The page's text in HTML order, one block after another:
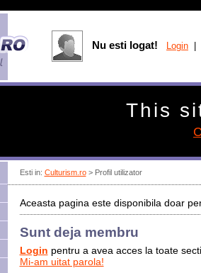
Esti in: Culturism.ro> Profil utilizator
Aceasta pagina este disponibila doar
Sunt deja membru
Login pentru a avea acces la toate
Mi-am uitat parola!
Nu esti logat! Login
This